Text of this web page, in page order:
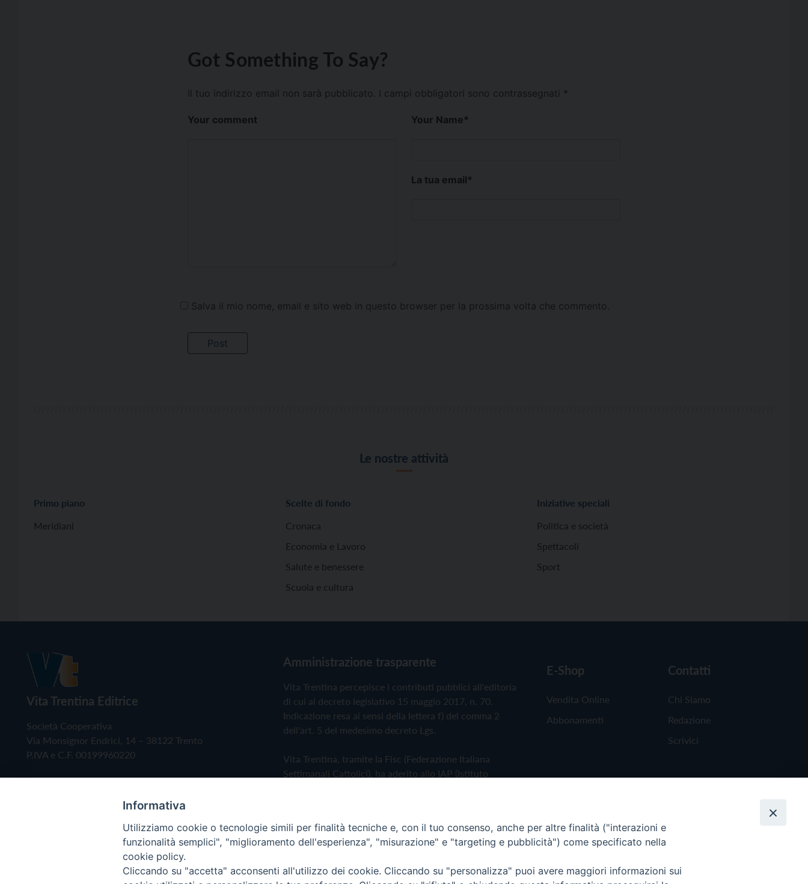
Got Something To Say?
Il tuo indirizzo email non sarà pubblicato. I campi obbligatori sono contrassegnati *
Your comment Your Name*
La tua email*
Salva il mio nome, email e sito web in questo browser per la prossima volta che commento.
Le nostre attività
Primo piano
Meridiani
Scelte di fondo
Cronaca
Economia e Lavoro
Salute e benessere
Scuola e cultura
Iniziative speciali
Politica e società
Spettacoli
Sport
Vita Trentina Editrice
Società Cooperativa
Via Monsignor Endrici, 14 – 38122 Trento
P.IVA e C.F. 00199960220
Amministrazione trasparente
Vita Trentina percepisce i contributi pubblici all'editoria
di cui al decreto legislativo 15 maggio 2017, n. 70.
Indicazione resa ai sensi della lettera f) del comma 2
dell'art. 5 del medesimo decreto Lgs.
Vita Trentina, tramite la Fisc (Federazione Italiana
Settimanali Cattolici), ha aderito allo IAP (Istituto
Privacy Policy Cookie Policy
E-Shop
Vendita Online
Abbonamenti
Contatti
Chi Siamo
Redazione
Scrivici
Informativa
Utilizziamo cookie o tecnologie simili per finalità tecniche e, con il tuo consenso, anche per altre finalità ("interazioni e
funzionalità semplici", "miglioramento dell'esperienza", "misurazione" e "targeting e pubblicità") come specificato nella
cookie policy.
Cliccando su "accetta" acconsenti all'utilizzo dei cookie. Cliccando su "personalizza" puoi avere maggiori informazioni sui